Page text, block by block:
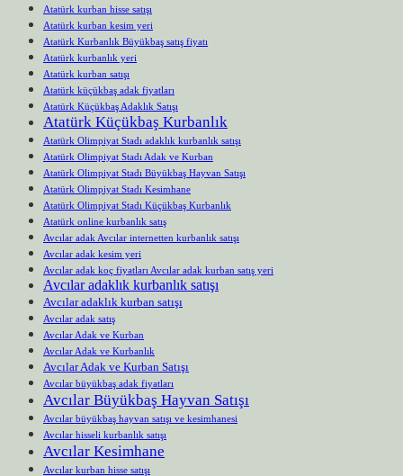
Atatürk kurban hisse satışı
Atatürk kurban kesim yeri
Atatürk Kurbanlık Büyükbaş satış fiyatı
Atatürk kurbanlık yeri
Atatürk kurban satışı
Atatürk küçükbaş adak fiyatları
Atatürk Küçükbaş Adaklık Satışı
Atatürk Küçükbaş Kurbanlık
Atatürk Olimpiyat Stadı adaklık kurbanlık satışı
Atatürk Olimpiyat Stadı Adak ve Kurban
Atatürk Olimpiyat Stadı Büyükbaş Hayvan Satışı
Atatürk Olimpiyat Stadı Kesimhane
Atatürk Olimpiyat Stadı Küçükbaş Kurbanlık
Atatürk online kurbanlık satış
Avcılar adak Avcılar internetten kurbanlık satışı
Avcılar adak kesim yeri
Avcılar adak koç fiyatları Avcılar adak kurban satış yeri
Avcılar adaklık kurbanlık satışı
Avcılar adaklık kurban satışı
Avcılar adak satış
Avcılar Adak ve Kurban
Avcılar Adak ve Kurbanlık
Avcılar Adak ve Kurban Satışı
Avcılar büyükbaş adak fiyatları
Avcılar Büyükbaş Hayvan Satışı
Avcılar büyükbaş hayvan satışı ve kesimhanesi
Avcılar hisseli kurbanlık satışı
Avcılar Kesimhane
Avcılar kurban hisse satışı